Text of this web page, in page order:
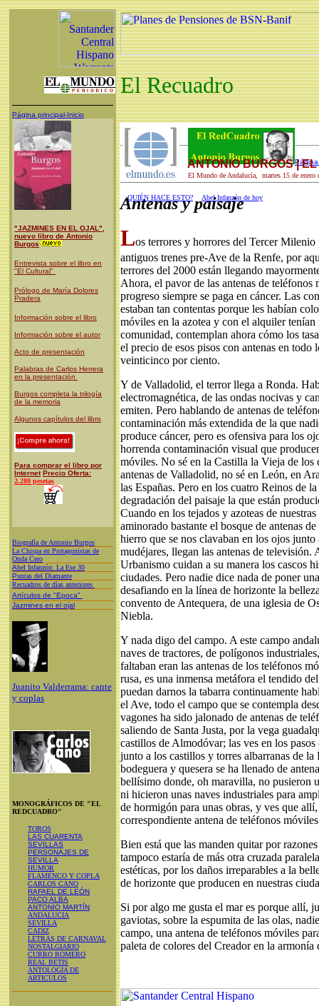
Página principal-Inicio
"JAZMINES EN EL OJAL",
nuevo libro de Antonio
Burgos
Entrevista sobre el libro en
"El Cultural"
Prólogo de María Dolores
Pradera
Información sobre el libro
Información sobre el autor
Acto de presentación
Palabras de Carlos Herrera
en la presentación
Burgos completa la trilogía
de la memoria
Algunos capítulos del libro
Para comprar el libro por
Internet Precio Oferta:
2.280 pesetas
Biografía de Antonio Burgos
La Chispa en Protagonistas de
Onda Cero
Abel Infanzón: La Ese 30
Puntas del Diamante
Recuadros de días anteriores
Artículos de "Epoca"
Jazmines en el ojal
Juanito Valderrama: cante
y coplas
MONOGRÁFICOS DE "EL
REDCUADRO"
TOROS
LAS CUARENTA
SEVILLAS
PERSONAJES DE
SEVILLA
HUMOR
FLAMENCO Y COPLA
CARLOS CANO
RAFAEL DE LEÓN
PACO ALBA
ANTONIO MARTÍN
ANDALUCIA
SEVILLA
CADIZ
LETRAS DE CARNAVAL
NOSTALGIARIO
CURRO ROMERO
REAL BETIS
ANTOLOGÍA DE
ARTICULOS
El Recuadro
El Mundo de Andalucía, martes 15 de enero
¿QUIÉN HACE ESTO? Abel Infanzón de hoy
ANTONIO BURGOS |
Antenas y paisaje
Los terrores y horrores del Tercer Milenio
antiguos trenes pre-Ave de la Renfe, por
terrores del 2000 están llegando
Ahora, el pavor de las antenas de
progreso siempre se paga en cáncer. Las
estaban tan contentas porque les habían
móviles en la azotea y con el alquiler tenían
comunidad, contemplan ahora cómo los
el precio de esos pisos con antenas en todo
veinticinco por ciento.
Y de Valladolid, el terror llega a Ronda.
electromagnética, de las ondas nocivas y
emiten. Pero hablando de antenas de
contaminación más extendida de la que
produce cáncer, pero es ofensiva para los
horrenda contaminación visual que
móviles. No sé en la Castilla la Vieja de los
antenas de Valladolid, no sé en León, en
las Españas. Pero en los cuatro Reinos de
degradación del paisaje la que están
Cuando en los tejados y azoteas de
aminorado bastante el bosque de antenas
hierro que se nos clavaban en los ojos junto
mudéjares, llegan las antenas de televisión.
Urbanismo cuidan a su manera los cascos
ciudades. Pero nadie dice nada de poner
desafiando en la línea de horizonte la
convento de Antequera, de una iglesia de
Niebla.
Y nada digo del campo. A este campo
naves de tractores, de polígonos
faltaban eran las antenas de los teléfonos
rusa, es una inmensa metáfora el tendido
puedan darnos la tabarra continuamente
el Ave, todo el campo que se contempla
vagones ha sido jalonado de antenas de
saliendo de Santa Justa, por la vega
castillos de Almodóvar; las ves en los
junto a los castillos y torres albarranas de
bodeguera y quesera se ha llenado de
bellísimo donde, oh maravilla, no pusieron
ni hicieron unas naves industriales para
de hormigón para unas obras, y ves que
correspondiente antena de teléfonos
Bien está que las manden quitar por
tampoco estaría de más otra cruzada
estéticas, por los daños irreparables a la
de horizonte que producen en nuestras
Si por algo me gusta el mar es porque allí,
gaviotas, sobre la espumita de las olas,
campo, una antena de teléfonos móviles
paleta de colores del Creador en la armonía